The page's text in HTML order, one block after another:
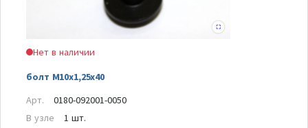
Нет в наличии
болт М10х1,25х40
Арт.
0180-092001-0050
В узле
1 шт.